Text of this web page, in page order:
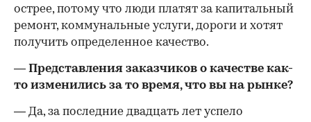
острее, потому что люди платят за капитальный
ремонт, коммунальные услуги, дороги и хотят
получить определенное качество.
— Представления заказчиков о качестве как-
то изменились за то время, что вы на рынке?
— Да, за последние двадцать лет успело